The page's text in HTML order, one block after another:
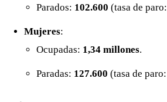
Parados: 102.600 (tasa de paro:
Mujeres:
Ocupadas: 1,34 millones.
Paradas: 127.600 (tasa de paro: